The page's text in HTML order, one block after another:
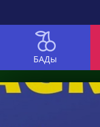
БАДы